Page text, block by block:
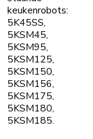
keukenrobots:
5K45SS,
5KSM45,
5KSM95,
5KSM125,
5KSM150,
5KSM156,
5KSM175,
5KSM180,
5KSM185.